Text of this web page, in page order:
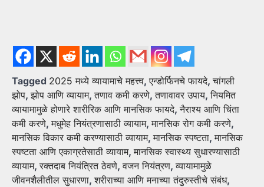
Tagged 2025 मध्ये व्यायामाचे महत्त्व,एन्डोर्फिनचे फायदे,चांगली
झोप,झोप आणि व्यायाम,तणाव कमी करणे,तणावावर उपाय,नियमित
व्यायामामुळे होणारे शारीरिक आणि मानसिक फायदे,नैराश्य आणि चिंता
कमी करणे,मधुमेह नियंत्रणासाठी व्यायाम,मानसिक रोग कमी करणे,
मानसिक विकार कमी करण्यासाठी व्यायाम,मानसिक स्पष्टता,मानसिक
स्पष्टता आणि एकाग्रतेसाठी व्यायाम,मानसिक स्वास्थ्य सुधारण्यासाठी
व्यायाम,रक्तदाब नियंत्रित ठेवणे,वजन नियंत्रण,व्यायामामुळे
जीवनशैलीतील सुधारणा,शरीराच्या आणि मनाच्या तंदुरुस्तीचे संबंध,